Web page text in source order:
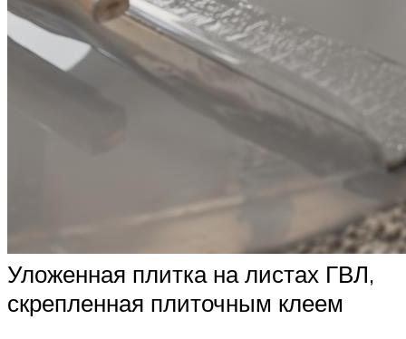
Уложенная плитка на листах ГВЛ,
скрепленная плиточным клеем